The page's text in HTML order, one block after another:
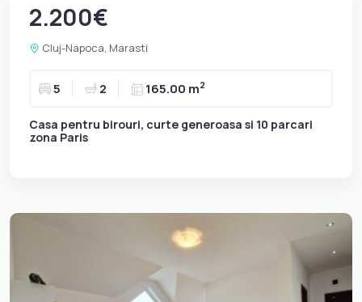
2.200€
Cluj-Napoca, Marasti
5 2 165.00 m2
Casa pentru birouri, curte generoasa si 10 parcari
zona Paris